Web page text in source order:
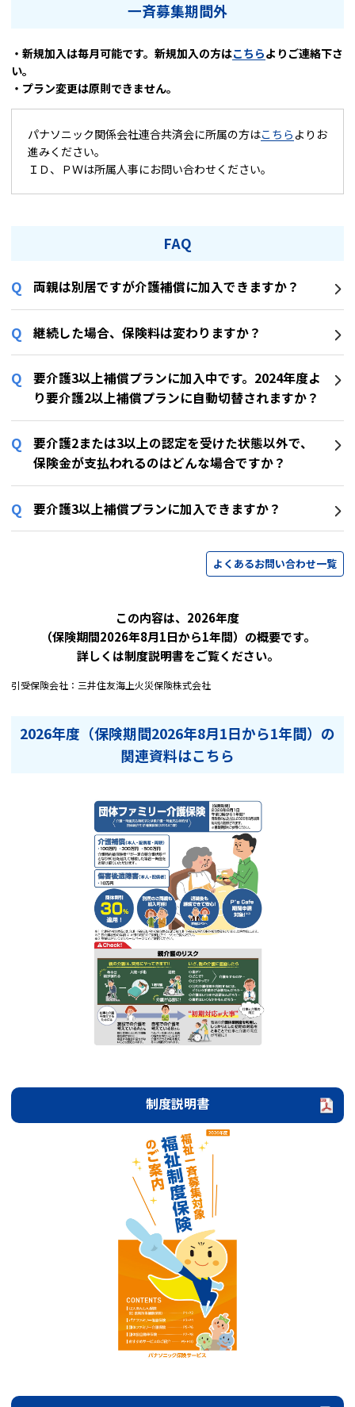
一斉募集期間外
・新規加入は毎月可能です。新規加入の方はこちらよりご連絡下さ
い。
・プラン変更は原則できません。
パナソニック関係会社連合共済会に所属の方はこちら よりお
進みください。
ＩＤ、ＰＷは所属人事にお問い合わせください。
FAQ
両親は別居ですが介護補償に加入できますか？
継続した場合、保険料は変わりますか？
要介護3以上補償プランに加入中です。2024年度よ
り要介護2以上補償プランに自動切替されますか？
要介護2または3以上の認定を受けた状態以外で、
保険金が支払われるのはどんな場合ですか？
要介護3以上補償プランに加入できますか？
よくあるお問い合わせ一覧
この内容は、2026年度
（保険期間2026年8月1日から1年間）の概要です。
詳しくは制度説明書をご覧ください。
引受保険会社：三井住友海上火災保険株式会社
2026年度（保険期間2026年8月1日から1年間）の
関連資料はこちら
制度説明書